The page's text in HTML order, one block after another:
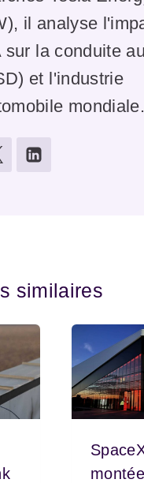
il analyse
sur la conduite
et l'industrie
mondiale.
similaires